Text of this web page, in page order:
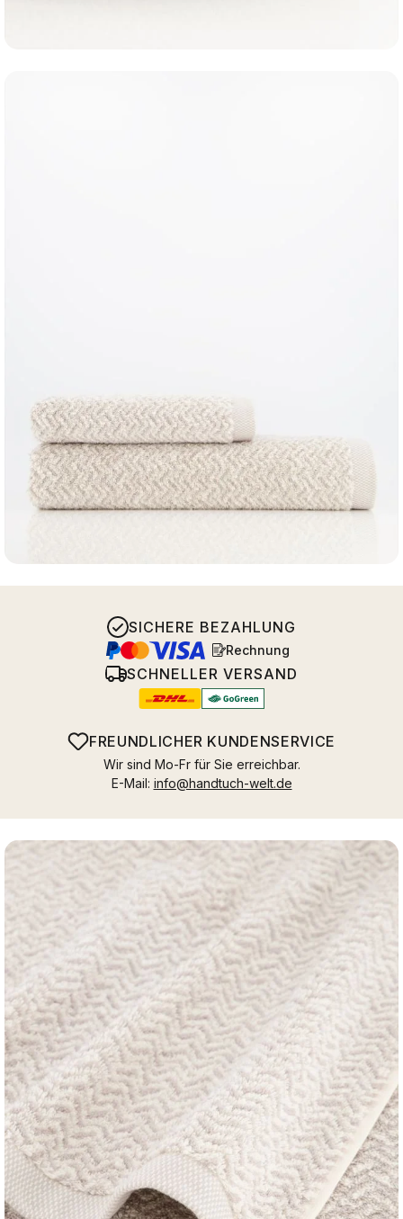
SICHERE BEZAHLUNG
Rechnung
SCHNELLER VERSAND
FREUNDLICHER KUNDENSERVICE
Wir sind Mo-Fr für Sie erreichbar.
E-Mail: info@handtuch-welt.de